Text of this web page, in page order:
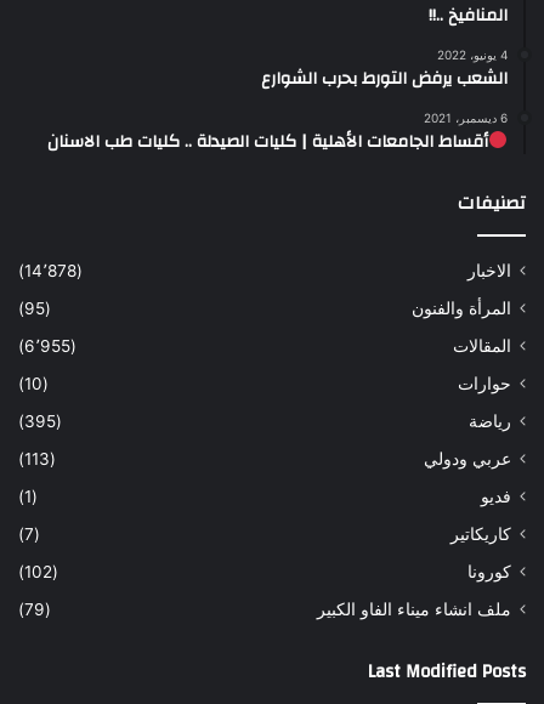
المنافيخ ..!!
4 يونيو، 2022
الشعب يرفض التورط بحرب الشوارع
6 ديسمبر، 2021
أقساط الجامعات الأهلية | كليات الصيدلة .. كليات طب الاسنان
تصنيفات
الاخبار
(14٬878)
المرأة والفنون
(95)
المقالات
(6٬955)
حوارات
(10)
رياضة
(395)
عربي ودولي
(113)
فديو
(1)
كاريكاتير
(7)
كورونا
(102)
ملف انشاء ميناء الفاو الكبير
(79)
Last Modified Posts